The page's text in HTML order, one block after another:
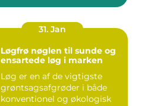
31. Jan
Løgfrø nøglen til sunde og
ensartede løg i marken
Løg er en af de vigtigste
grøntsagsafgrøder i både
konventionel og økologisk